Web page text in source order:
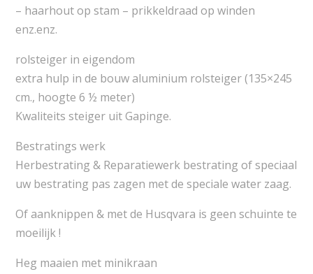
– haarhout op stam – prikkeldraad op winden
enz.enz.
rolsteiger in eigendom
extra hulp in de bouw aluminium rolsteiger (135×245
cm., hoogte 6 ½ meter)
Kwaliteits steiger uit Gapinge.
Bestratings werk
Herbestrating & Reparatiewerk bestrating of speciaal
uw bestrating pas zagen met de speciale water zaag.
Of aanknippen & met de Husqvara is geen schuinte te
moeilijk !
Heg maaien met minikraan